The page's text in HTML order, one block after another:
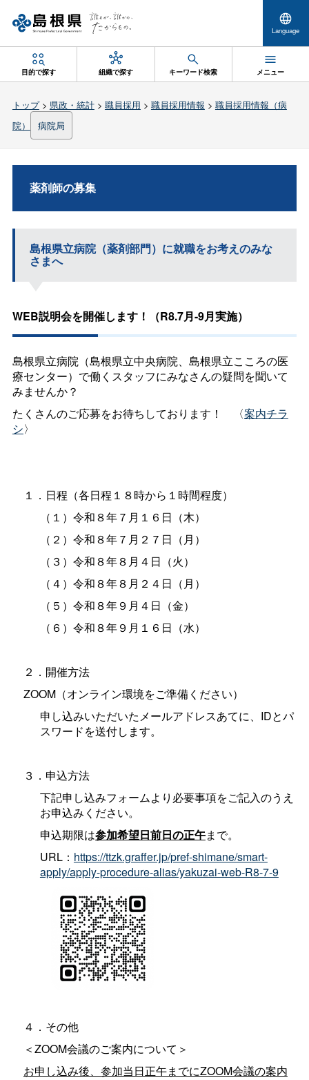
Language
目的で探す 組織で探す キーワード検索 メニュー
トップ> 県政・統計> 職員採用 > 職員採用情報 > 職員採用情報（病
院）
病院局
薬剤師の募集
島根県立病院（薬剤部門）に就職をお考えのみな
さまへ
WEB説明会を開催します！（R8.7月-9月実施）
島根県立病院（島根県立中央病院、島根県立こころの医
療センター）で働くスタッフにみなさんの疑問を聞いて
みませんか？
たくさんのご応募をお待ちしております ！ 〈案内チラ
シ〉
１．日程（各日程１８時から１時間程度）
（１）令和８年７月１６日（木）
（２）令和８年７月２７日（月）
（３）令和８年８月４日（火）
（４）令和８年８月２４日（月）
（５）令和８年９月４日（金）
（６）令和８年９月１６日（水）
２．開催方法
ZOOM（オンライン環境をご準備ください）
申し込みいただいたメールアドレスあてに、IDとパ
スワードを送付します。
３．申込方法
下記申し込みフォームより必要事項をご記入のうえ
お申込みください。
申込期限は参加希望日前日の正午まで。
URL： https://ttzk.graffer.jp/pref-shimane/smart-
apply/apply-procedure-alias/yakuzai-web-R8-7-9
４．その他
＜ZOOM会議のご案内について＞
お申し込み後、参加当日正午までにZOOM会議の案内